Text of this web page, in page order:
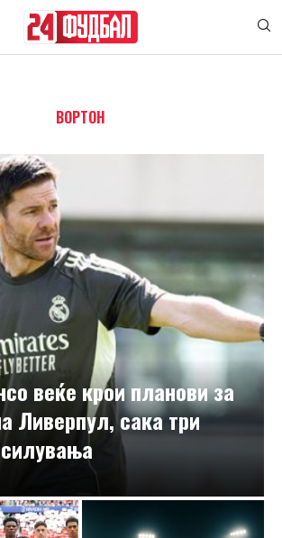
ВОРТОН
веќе крои планови за
Ливерпул, сака три